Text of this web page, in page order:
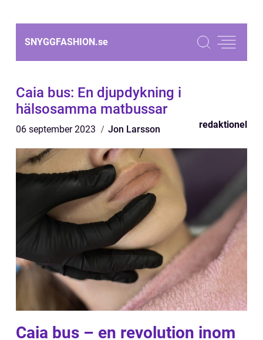
SNYGGFASHION.se
Caia bus: En djupdykning i
hälsosamma matbussar
06 september 2023 Jon Larsson redaktionel
Caia bus – en revolution inom